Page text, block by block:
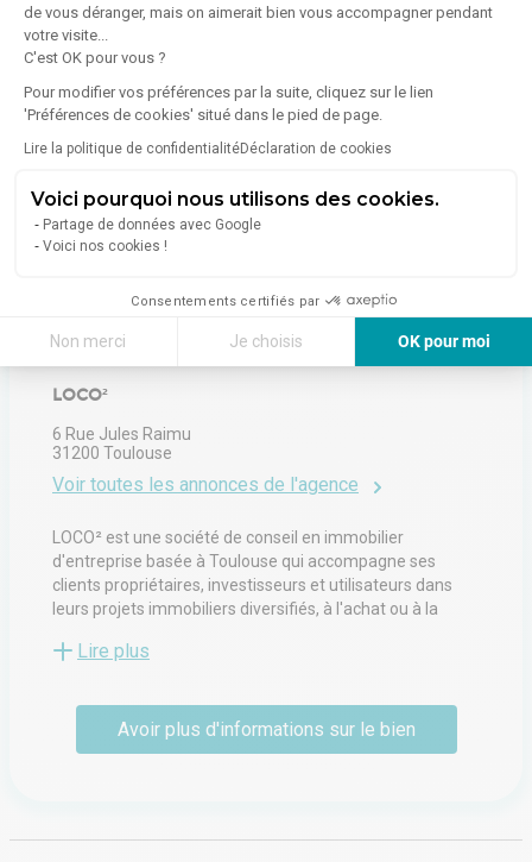
de vous déranger, mais on aimerait bien vous accompagner pendant
votre visite...
C'est OK pour vous ?
Pour modifier vos préférences par la suite, cliquez sur le lien
'Préférences de cookies' situé dans le pied de page.
Lire la politique de confidentialitéDéclaration de cookies
Voici pourquoi nous utilisons des cookies.
Partage de données avec Google
Voici nos cookies !
Consentements certifiés par
Non merci Je choisis
OK pour moi
Indice d'émission de gaz à effet de serre (GES)
Émissions :Non communiqué
En savoir plus sur le bien
LOCO²
6 Rue Jules Raimu
31200 Toulouse
Voir toutes les annonces de l'agence
LOCO² est une société de conseil en immobilier
d'entreprise basée à Toulouse qui accompagne ses
clients propriétaires, investisseurs et utilisateurs dans
leurs projets immobiliers diversifiés, à l'achat ou à la
Lire plus
Avoir plus d'informations sur le bien